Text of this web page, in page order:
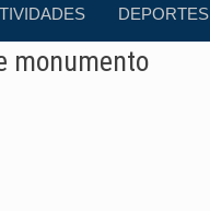
DEPORTES
monumento